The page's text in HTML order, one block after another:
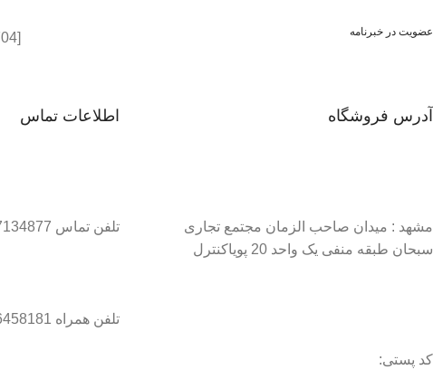
عضویت در خبرنامه [mc4wp_form id=9704]
آدرس فروشگاه
مشهد : میدان صاحب الزمان مجتمع تجاری
سبحان طبقه منفی یک واحد 20 پویاکنترل
کد پستی:
اطلاعات تماس
تلفن تماس 37134877–051
تلفن همراه 09056458181 / 09056458282